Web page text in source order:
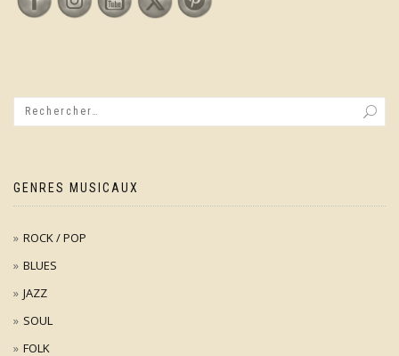
GENRES MUSICAUX
ROCK / POP
BLUES
JAZZ
SOUL
FOLK